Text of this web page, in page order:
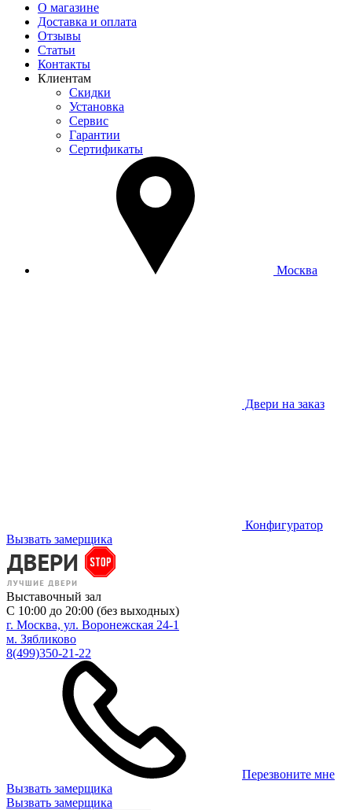
О магазине
Доставка и оплата
Отзывы
Статьи
Контакты
Клиентам
Скидки
Установка
Сервис
Гарантии
Сертификаты
Москва
Двери на заказ
Конфигуратор
Вызвать замерщика
Выставочный зал
С 10:00 до 20:00 (без выходных)
г. Москва, ул. Воронежская 24-1
м. Зябликово
8(499)350-21-22
Перезвоните мне
Вызвать замерщика
Вызвать замерщика